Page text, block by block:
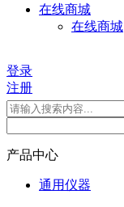
在线商城
在线商城
登录
注册
产品中心
通用仪器